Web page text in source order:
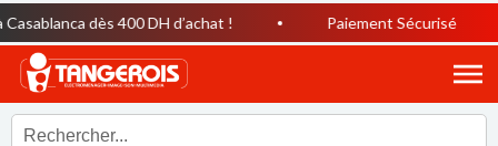
dès 400 DH d’achat ! Paiement Sécurisé